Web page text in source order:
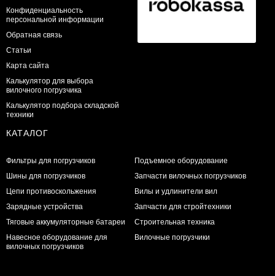
Конфиденциальность
персональной информации
Обратная связь
Статьи
Карта сайта
Калькулятор для выбора
вилочного погрузчика
Калькулятор подбора складской
техники
КАТАЛОГ
Фильтры для погрузчиков
Шины для погрузчиков
Цепи противоскольжения
Зарядные устройства
Тяговые аккумуляторные батареи
Навесное оборудование для
вилочных погрузчиков
Подъемное оборудование
Запчасти вилочных погрузчиков
Вилы и удлинители вил
Запчасти для стройтехники
Строительная техника
Вилочные погрузчики